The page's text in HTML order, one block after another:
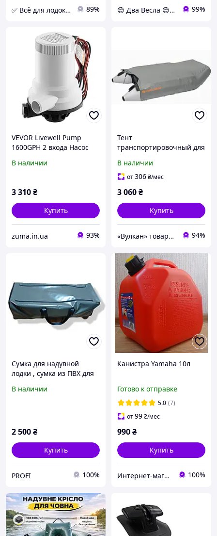
✅ Всё для лодок и отдыха - интернет-магазин lodka.in.ua 89% 😊 Два Весла 😊 dvavesla.com.ua 99%
VEVOR Livewell Pump
1600GPH 2 входа Насос
воды с морской водой
В наличии
3 310₴
Купить
zuma.in.ua 93%
Тент
транспортировочный для
КМ-330DL, КМ-330DSL,
КМ-360D темно-серый
В наличии
от306₴/мес
3 060₴
Купить
«Вулкан» товары для рыбалки, охоты, туризма и дайвинга, лодки и моторы 94%
Сумка для надувной
лодки , сумка из ПВХ для
В наличии
2 500₴
Купить
PROFI 100%
Канистра Yamaha 10л
Готово к отправке
5.0 (7)
от99₴/мес
990₴
Купить
Интернет-магазин «Техномарин» 100%